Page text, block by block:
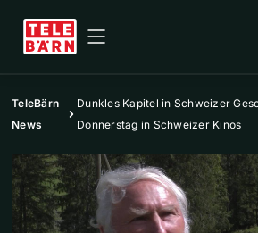
TeleBärn
News
Dunkles Kapitel in Schweizer
Donnerstag in Schweizer Kinos